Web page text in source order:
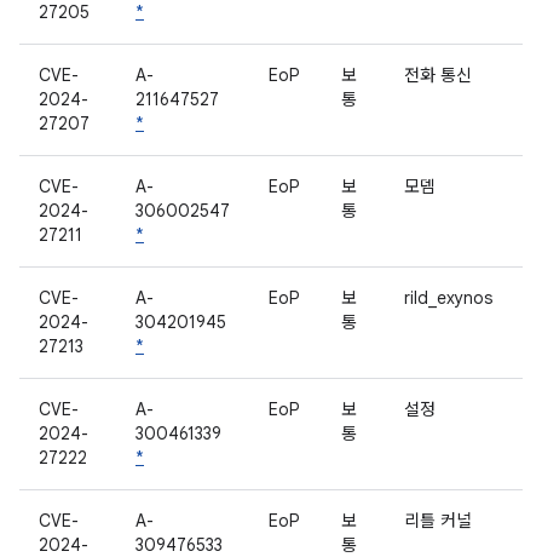
27205
*
CVE-
2024-
27207
A-
211647527
*
EoP
보
통
전화 통신
CVE-
2024-
27211
A-
306002547
*
EoP
보
통
모뎀
CVE-
2024-
27213
A-
304201945
*
EoP
보
통
rild_exynos
CVE-
2024-
27222
A-
300461339
*
EoP
보
통
설정
CVE-
2024-
A-
309476533
EoP
보
통
리틀 커널